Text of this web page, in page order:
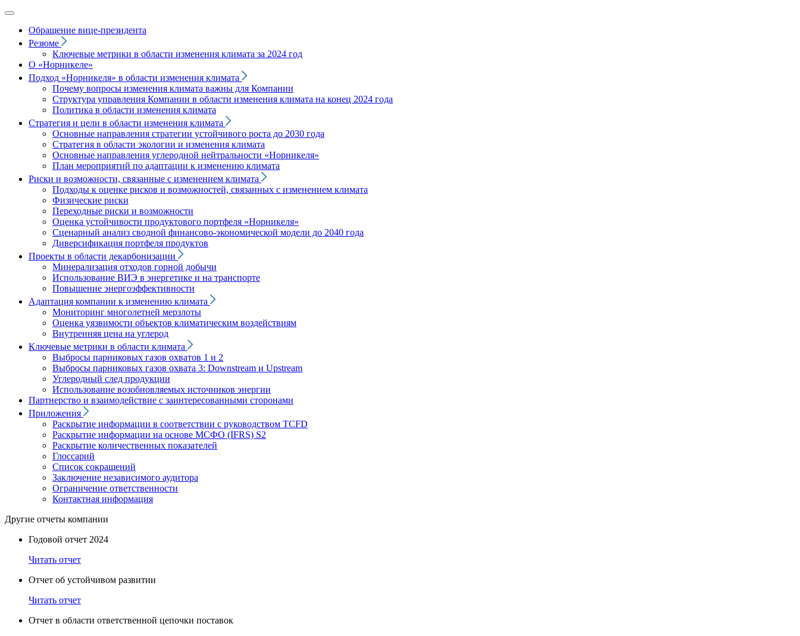
Обращение вице‑президента
Резюме
Ключевые метрики в области изменения климата за 2024 год
О «Норникеле»
Подход «Норникеля» в области изменения климата
Почему вопросы изменения климата важны для Компании
Структура управления Компании в области изменения климата на конец 2024 года
Политика в области изменения климата
Стратегия и цели в области изменения климата
Основные направления стратегии устойчивого роста до 2030 года
Стратегия в области экологии и изменения климата
Основные направления углеродной нейтральности «Норникеля»
План мероприятий по адаптации к изменению климата
Риски и возможности, связанные с изменением климата
Подходы к оценке рисков и возможностей, связанных с изменением климата
Физические риски
Переходные риски и возможности
Оценка устойчивости продуктового портфеля «Норникеля»
Сценарный анализ сводной финансово-экономической модели до 2040 года
Диверсификация портфеля продуктов
Проекты в области декарбонизации
Минерализация отходов горной добычи
Использование ВИЭ в энергетике и на транспорте
Повышение энергоэффективности
Адаптация компании к изменению климата
Мониторинг многолетней мерзлоты
Оценка уязвимости объектов климатическим воздействиям
Внутренняя цена на углерод
Ключевые метрики в области климата
Выбросы парниковых газов охватов 1 и 2
Выбросы парниковых газов охвата 3: Downstream и Upstream
Углеродный след продукции
Использование возобновляемых источников энергии
Партнерство и взаимодействие с заинтересованными сторонами
Приложения
Раскрытие информации в соответствии с руководством TCFD
Раскрытие информации на основе МСФО (IFRS) S2
Раскрытие количественных показателей
Глоссарий
Список сокращений
Заключение независимого аудитора
Ограничение ответственности
Контактная информация
Другие отчеты компании
Годовой отчет 2024
Читать отчет
Отчет об устойчивом развитии
Читать отчет
Отчет в области ответственной цепочки поставок